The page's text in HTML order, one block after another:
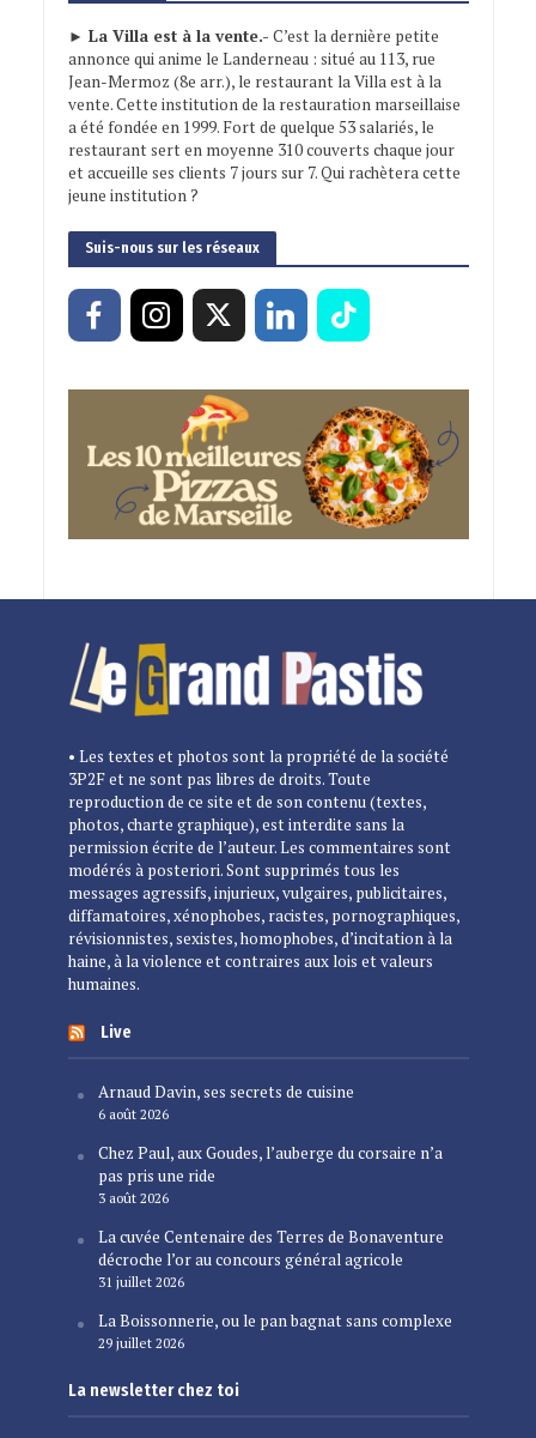
► La Villa est à la vente.- C’est la dernière petite
annonce qui anime le Landerneau : situé au 113, rue
Jean-Mermoz (8e arr.), le restaurant la Villa est à la
vente. Cette institution de la restauration marseillaise
a été fondée en 1999. Fort de quelque 53 salariés, le
restaurant sert en moyenne 310 couverts chaque jour
et accueille ses clients 7 jours sur 7. Qui rachètera cette
jeune institution ?
Suis-nous sur les réseaux
• Les textes et photos sont la propriété de la société
3P2F et ne sont pas libres de droits. Toute
reproduction de ce site et de son contenu (textes,
photos, charte graphique), est interdite sans la
permission écrite de l’auteur. Les commentaires sont
modérés à posteriori. Sont supprimés tous les
messages agressifs, injurieux, vulgaires, publicitaires,
diffamatoires, xénophobes, racistes, pornographiques,
révisionnistes, sexistes, homophobes, d’incitation à la
haine, à la violence et contraires aux lois et valeurs
humaines.
Live
Arnaud Davin, ses secrets de cuisine
6 août 2026
Chez Paul, aux Goudes, l’auberge du corsaire n’a
pas pris une ride
3 août 2026
La cuvée Centenaire des Terres de Bonaventure
décroche l’or au concours général agricole
31 juillet 2026
La Boissonnerie, ou le pan bagnat sans complexe
29 juillet 2026
La newsletter chez toi